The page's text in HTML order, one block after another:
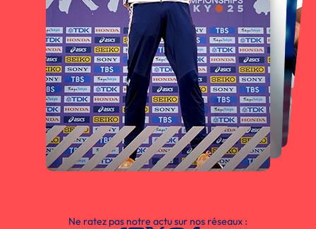
Ne ratez pas notre actu sur nos réseaux :